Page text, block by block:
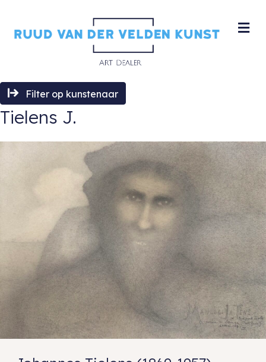
Filter op kunstenaar
Tielens J.